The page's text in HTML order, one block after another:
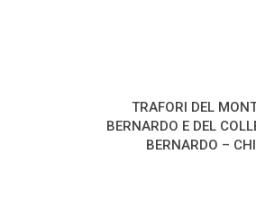
TRAFORI DEL
BERNARDO E DEL
BERNARDO –